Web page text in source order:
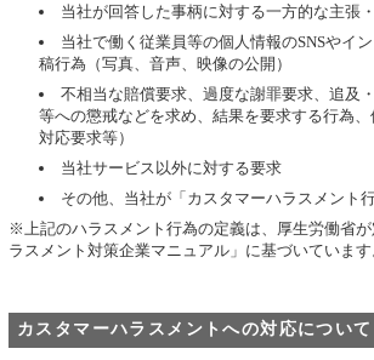
当社が回答した事柄に対する一方的な主張
当社で働く従業員等の個人情報のSNSやイ
稿行為（写真、音声、映像の公開）
不相当な賠償要求、過度な謝罪要求、追及
等への懲戒などを求め、結果を要求する行為
対応要求等）
当社サービス以外に対する要求
その他、当社が「カスタマーハラスメント
※上記のハラスメント行為の定義は、厚生労働省
ラスメント対策企業マニュアル」に基づいています
カスタマーハラスメントへの対応について